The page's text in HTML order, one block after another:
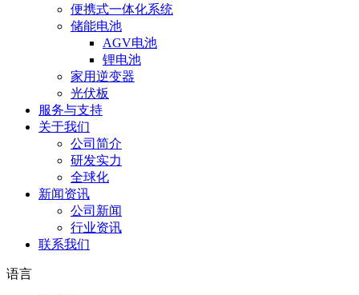
便携式一体化系统
储能电池
AGV电池
锂电池
家用逆变器
光伏板
服务与支持
关于我们
公司简介
研发实力
全球化
新闻资讯
公司新闻
行业资讯
联系我们
语言